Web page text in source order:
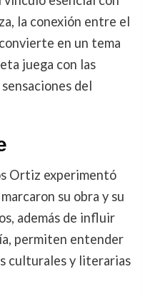
la conexión entre el
en un tema
juega con las
del
Ortiz experimentó
su obra y su
además de influir
permiten entender
culturales y literarias